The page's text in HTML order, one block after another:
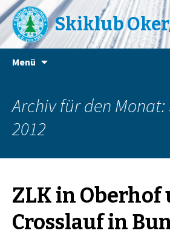
Skiklub
Menü
Archiv für den
2012
ZLK in Oberhof
Crosslauf in